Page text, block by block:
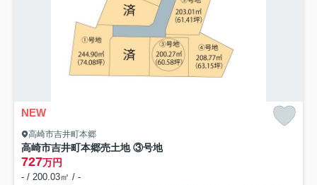
NEW
高崎市吉井町本郷
高崎市吉井町本郷売土地 ③号地
727万円
- / 200.03㎡ / -